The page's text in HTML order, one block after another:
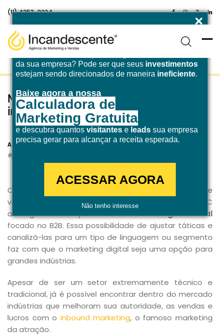
da sua empresa? Pode ser que seus investimentos
estejam sendo direcionados de maneira ineficiente.
Baixe agora a nossa
Calculadora de
Marketing Gratuita
e descubra quantos visitantes e leads sua empresa
precisa gerar para alcançar a receita esperada.
ACESSAR AGORA
Não tenho interesse
(11) 4253-0224
Marketing industrial: 3 motivos para
investir
Agência Incandescente
30 de novembro de 2020
O marketing digital é uma estratégia democrática que
vai desde um segmento simples como o mercado B2C
até algo mais complexo como omarketing industrial
focado no B2B. Essa possibilidade de ajustar táticas e
canalizá-las para um tipo de linguagem ou segmento
faz com que o marketing digital seja uma opção para
grandes indústrias.
Apesar de ser um setor extremamente técnico e
tradicional, já é possível encontrar dentro do mercado
indústrias que melhoram sua autoridade, as vendas e
lucros com o inbound marketing, o famoso marketing
da atração.